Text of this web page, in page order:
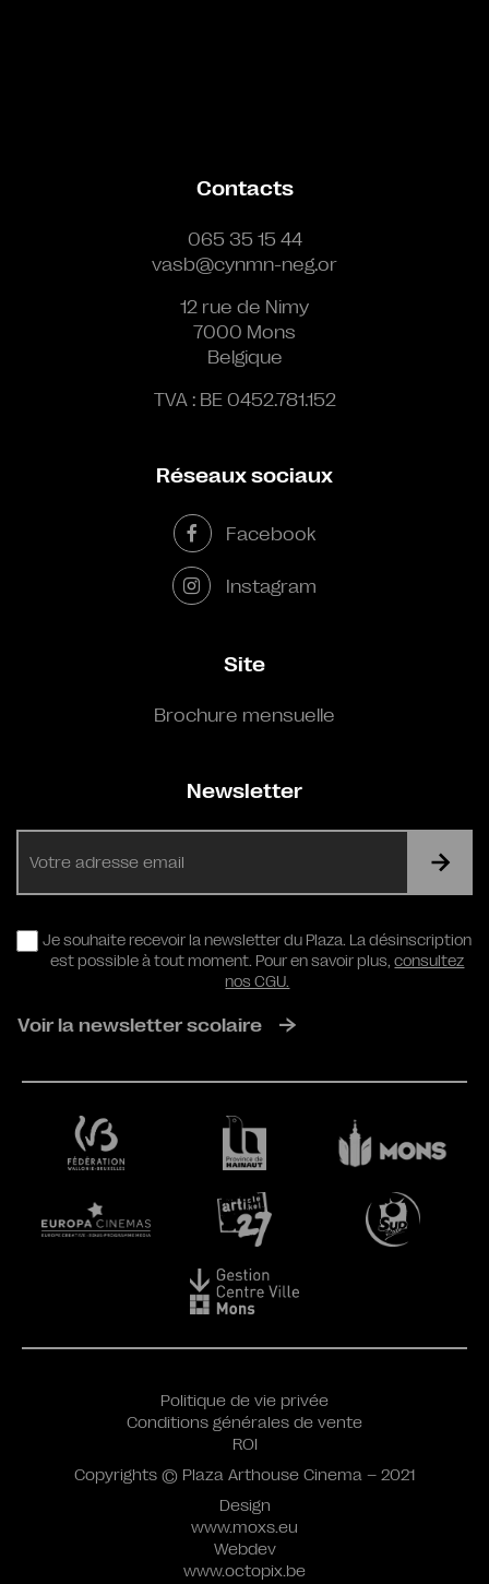
Contacts
065 35 15 44
vasb@cynmn-neg.or
12 rue de Nimy
7000 Mons
Belgique
TVA : BE 0452.781.152
Réseaux sociaux
Facebook
Instagram
Site
Brochure mensuelle
Newsletter
RGPD
Je souhaite recevoir la newsletter du Plaza. La désinscription
est possible à tout moment. Pour en savoir plus,consultez
nos CGU.
Voir la newsletter scolaire
Design
www.moxs.eu
Webdev
www.octopix.be
Politique de vie privée
Conditions générales de vente
ROI
Copyrights © Plaza Arthouse Cinema – 2021